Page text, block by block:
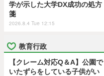
学が示した大学DX成功の処方
箋
2026.8.4 Tue 12:15
教育行政
【クレーム対応Q＆A】公園で
いたずらをしている子供がい